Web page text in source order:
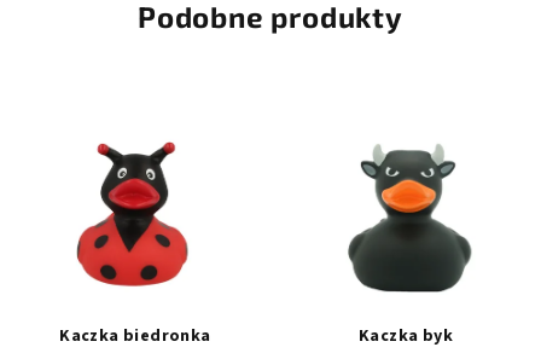
Podobne produkty
Kaczka biedronka Kaczka byk